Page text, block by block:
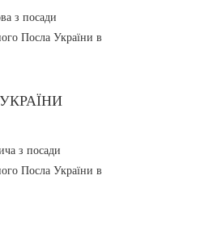
з посади
Посла України в
з посади
Посла України в